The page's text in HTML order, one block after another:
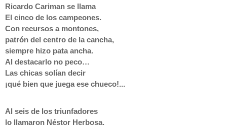
Ricardo Cariman se llama
El cinco de los campeones.
Con recursos a montones,
patrón del centro de la cancha,
siempre hizo pata ancha.
Al destacarlo no peco…
Las chicas solían decir
¡qué bien que juega ese chueco!...
Al seis de los triunfadores
lo llamaron Néstor Herbosa.